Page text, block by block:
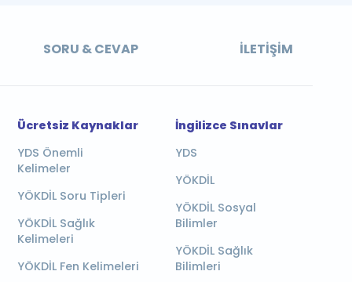
SORU & CEVAP İLETIŞIM
Ücretsiz Kaynaklar
YDS Önemli
Kelimeler
YÖKDİL Soru Tipleri
YÖKDİL Sağlık
Kelimeleri
YÖKDİL Fen Kelimeleri
İngilizce Sınavlar
YDS
YÖKDİL
YÖKDİL Sosyal
Bilimler
YÖKDİL Sağlık
Bilimleri